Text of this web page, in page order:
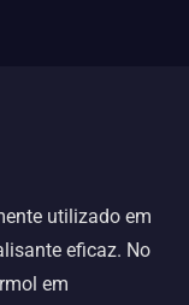
utilizado em
eficaz. No
em